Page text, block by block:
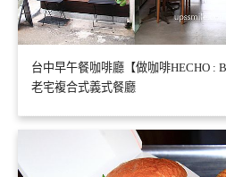
台中早午餐咖啡廳【做咖啡HECHO :
老宅複合式義式餐廳